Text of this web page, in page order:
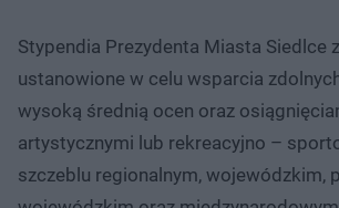
Stypendia Prezydenta Miasta Siedlce
ustanowione w celu wsparcia
wysoką średnią ocen oraz
artystycznymi lub rekreacyjno –
szczeblu regionalnym, wojewódzkim,